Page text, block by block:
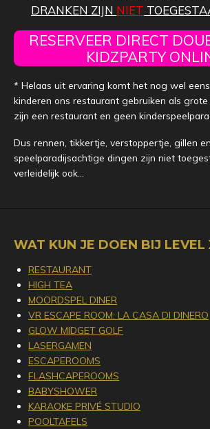
DRANKEN ZIJN NIET
RESERVEER DIRECT
KIDZPARTY
* Helaas uit ervaring komt het nog wel
kinderen ons restaurant gebruiken als
zijn een restaurant en geen
Dus rennen, tikkertje, verstoppertje, gillen
speelparadijsachtige dingen zijn niet
verleidelijk ook...
WAT KUN JE DOEN BIJ LEVEL
RESTAURANT
HIGH TEA
MOORDSPEL DINER
VR ESCAPE ROOM: LA CASA DI DINERO
GLOW MIDGET GOLF
LASERGAMEN
ESCAPEROOMS
FLASHCAPEROOMS
BABYSHOWER
KARAOKE PRIVÉ STUDIO
POOLTAFELS